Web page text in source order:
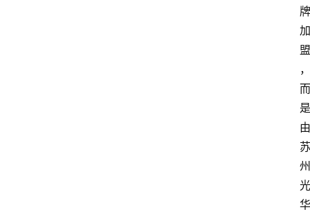
牌
加
盟
，
而
是
由
苏
州
光
华